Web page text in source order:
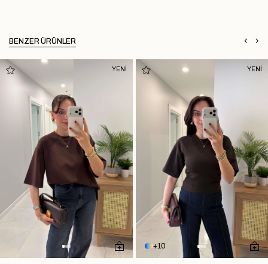
BENZER ÜRÜNLER
YENİ
10
YENİ